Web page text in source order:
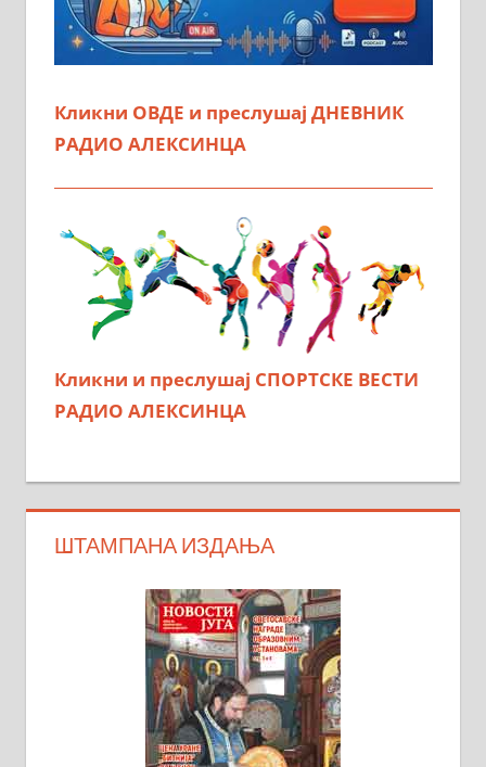
Кликни ОВДЕ и преслушај ДНЕВНИК
РАДИО АЛЕКСИНЦА
Кликни и преслушај СПОРТСКЕ ВЕСТИ
РАДИО АЛЕКСИНЦА
ШТАМПАНА ИЗДАЊА